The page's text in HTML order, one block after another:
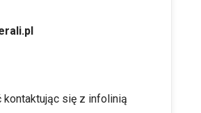
kontaktując się z infolinią